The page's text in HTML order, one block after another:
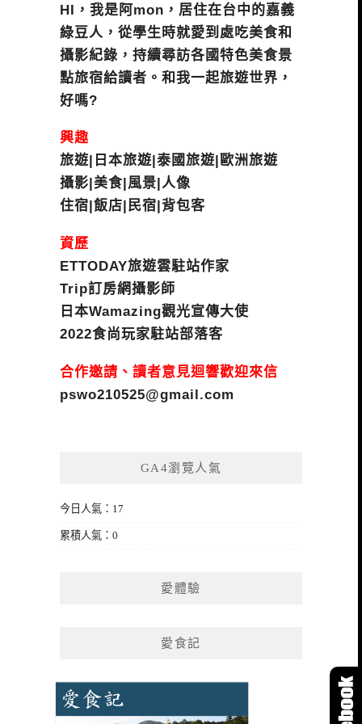
HI，我是阿mon，居住在台中的嘉義
綠豆人，從學生時就愛到處吃美食和
攝影紀錄，持續尋訪各國特色美食景
點旅宿給讀者。和我一起旅遊世界，
好嗎?
興趣
旅遊|日本旅遊|泰國旅遊|歐洲旅遊
攝影|美食|風景|人像
住宿|飯店|民宿|背包客
資歷
ETTODAY旅遊雲駐站作家
Trip訂房網攝影師
日本Wamazing觀光宣傳大使
2022食尚玩家駐站部落客
合作邀請、讀者意見迴響歡迎來信
pswo210525@gmail.com
GA4瀏覽人氣
今日人氣：17
累積人氣：0
愛體驗
愛食記